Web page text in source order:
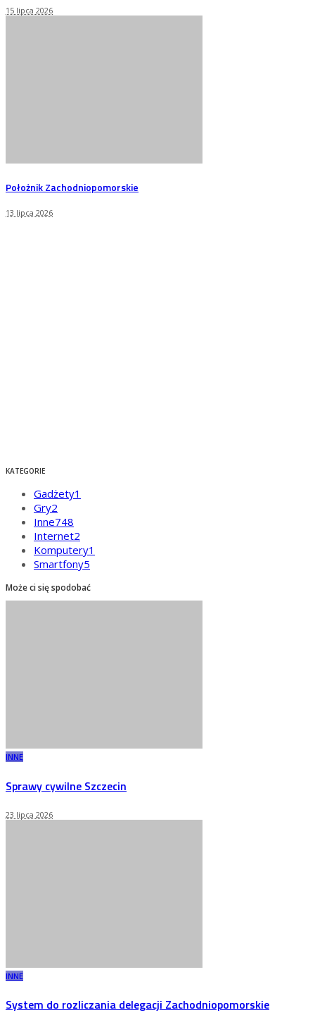
15 lipca 2026
Położnik Zachodniopomorskie
13 lipca 2026
KATEGORIE
Gadżety1
Gry2
Inne748
Internet2
Komputery1
Smartfony5
Może ci się spodobać
INNE
Sprawy cywilne Szczecin
23 lipca 2026
INNE
System do rozliczania delegacji Zachodniopomorskie